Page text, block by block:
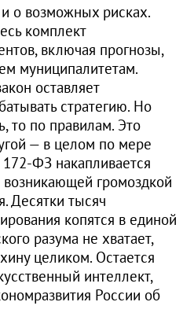
о возможных рисках.
комплект
включая прогнозы,
муниципалитетам.
оставляет
стратегию. Но
то по правилам. Это
— в целом по мере
накапливается
возникающей громоздкой
Десятки тысяч
копятся в единой
разума не хватает,
целиком. Остается
интеллект,
России об